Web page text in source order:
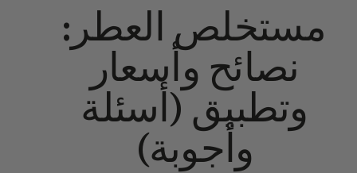
مستخلص العطر:
نصائح وأسعار
وتطبيق (أسئلة
وأجوبة)